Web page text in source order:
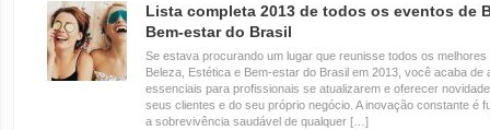
Lista completa 2013 de todos os eventos de
Bem-estar do Brasil
Se estava procurando um lugar que reunisse todos os
Beleza, Estética e Bem-estar do Brasil em 2013, você acaba
essenciais para profissionais se atualizarem e oferecer
seus clientes e do seu próprio negócio. A inovação constante é
a sobrevivência saudável de qualquer […]